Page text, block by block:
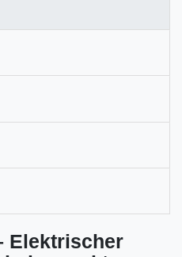
Elektrischer